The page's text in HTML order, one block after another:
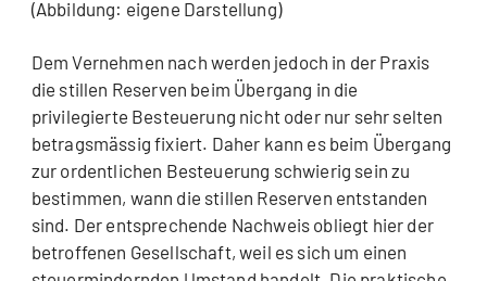
(Abbildung: eigene Darstellung)
Dem Vernehmen nach werden jedoch in der Praxis
die stillen Reserven beim Übergang in die
privilegierte Besteuerung nicht oder nur sehr selten
betragsmässig fixiert. Daher kann es beim Übergang
zur ordentlichen Besteuerung schwierig sein zu
bestimmen, wann die stillen Reserven entstanden
sind. Der entsprechende Nachweis obliegt hier der
betroffenen Gesellschaft, weil es sich um einen